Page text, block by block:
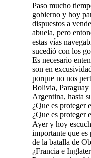
Paso mucho
gobierno y hoy
dispuestos a
abuela, pero
estas vías
sucedió con los
Es necesario
son en
porque no nos
Bolivia,
Argentina, hasta
¿Que es proteger
¿Que es proteger
Ayer y hoy
importante que es
de la batalla de
¿Francia e